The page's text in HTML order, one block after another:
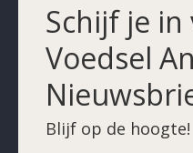
Schijf je
Voedsel
Blijf op de hoogte!